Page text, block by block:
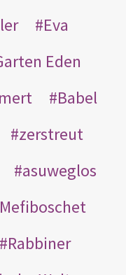
Eva
Eden
Babel
zerstreut
asuweglos
Mefiboschet
Rabbiner